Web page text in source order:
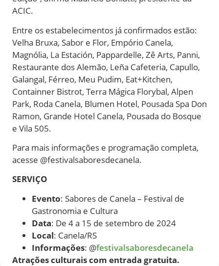
ACIC.
Entre os estabelecimentos já confirmados estão:
Velha Bruxa, Sabor e Flor, Empório Canela,
Magnólia, La Estación, Pappardelle, Zê Arts, Panni,
Restaurante dos Alemão, Leña Cafeteria, Capullo,
Galangal, Férreo, Meu Pudim, Eat+Kitchen,
Containner Bistrot, Terra Mágica Florybal, Alpen
Park, Roda Canela, Blumen Hotel, Pousada Spa Don
Ramon, Grande Hotel Canela, Pousada do Bosque
e Vila 505.
Para mais informações e programação completa,
acesse @festivalsaboresdecanela.
SERVIÇO
Evento: Sabores de Canela – Festival de
Gastronomia e Cultura
Data: De 4 a 15 de setembro de 2024
Local: Canela/RS
Informações: @festivalsaboresdecanela
Atrações culturais com entrada gratuita.